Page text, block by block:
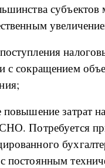
субъектов
с сокращением
повышение затрат
Потребуется
постоянным